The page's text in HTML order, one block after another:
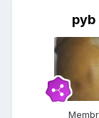
pyb